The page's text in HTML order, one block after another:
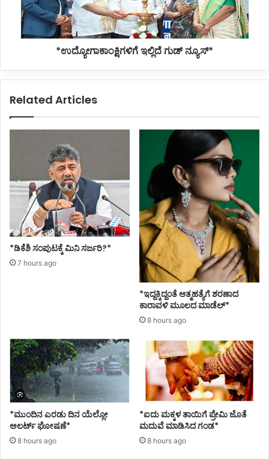
*ಉದ್ಯೋಗಾಕಾಂಕ್ಷಿಗಳಿಗೆ ಇಲ್ಲಿದೆ ಗುಡ್ ನ್ಯೂಸ್*
Related Articles
*ಡಿಕೆಶಿ ಸಂಪುಟಕ್ಕೆ ಮಿನಿ ಸರ್ಜರಿ?*
7 hours ago
*ಇದ್ದಕ್ಕಿದ್ದಂತೆ ಆತ್ಮಹತ್ಯೆಗೆ ಶರಣಾದ
ಕಾರಾವಳಿ ಮೂಲದ ಮಾಡೆಲ್*
8 hours ago
*ಮುಂದಿನ ಎರಡು ದಿನ ಯೆಲ್ಲೋ
ಅಲರ್ಟ್ ಘೋಷಣೆ*
8 hours ago
*ಐದು ಮಕ್ಕಳ ತಾಯಿಗೆ ಪ್ರೇಮಿ ಜೊತೆ
ಮದುವೆ ಮಾಡಿಸಿದ ಗಂಡ*
8 hours ago